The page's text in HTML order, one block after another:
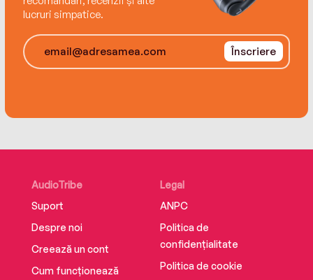
lucruri simpatice.
Înscriere
AudioTribe
Suport
Despre noi
Creează un cont
Cum funcționează
Legal
ANPC
Politica de
confidențialitate
Politica de cookie